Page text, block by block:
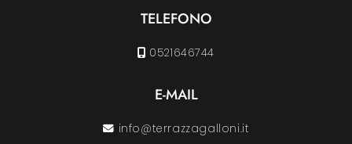
TELEFONO
0521646744
E-MAIL
info@terrazzagalloni.it